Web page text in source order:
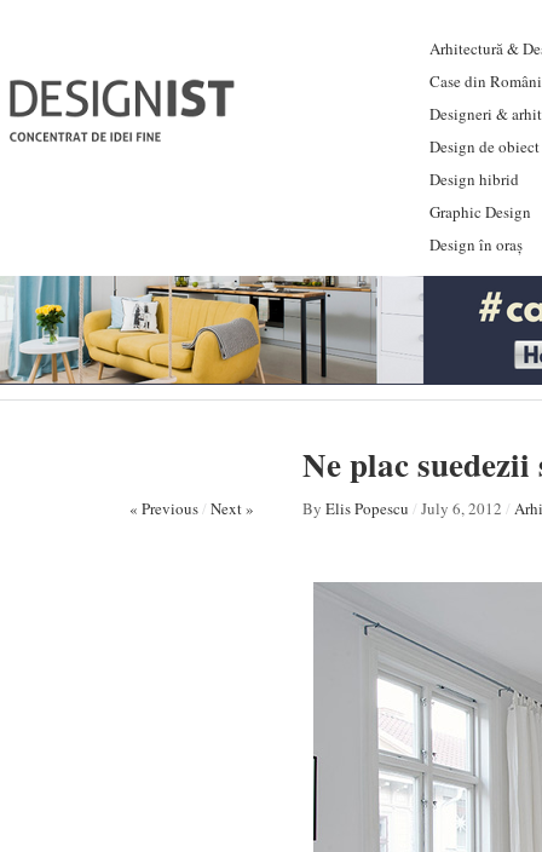
Arhitectură &
Case din
Designeri &
Design de obiect
Design hibrid
Graphic Design
Design în oraș
Ne plac
« Previous/ Next » By Elis Popescu / July 6, 2012 /